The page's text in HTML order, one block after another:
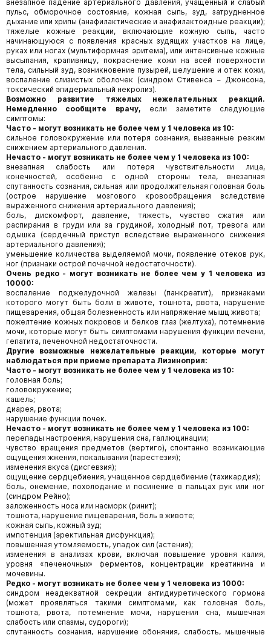
внезапное падение артериального давления, учащенный и слабый
пульс, обморочное состояние, кожная сыпь, зуд, затрудненное
дыхание или хрипы (анафилактические и анафилактоидные реакции);
тяжелые кожные реакции, включающие кожную сыпь, часто
начинающуюся с появления красных зудящих участков на лице,
руках или ногах (мультиформная эритема), или интенсивные кожные
высыпания, крапивницу, покраснение кожи на всей поверхности
тела, сильный зуд, возникновение пузырей, шелушение и отек кожи,
воспаление слизистых оболочек (синдром Стивенса − Джонсона,
токсический эпидермальный некролиз).
Возможно развитие тяжелых нежелательных реакций.
Немедленно сообщите врачу, если заметите следующие
симптомы:
Часто - могут возникать не более чем у 1 человека из 10:
сильное головокружение или потеря сознания, вызванные резким
снижением артериального давления.
Нечасто - могут возникать не более чем у 1 человека из 100:
внезапная слабость или потеря чувствительности лица,
конечностей, особенно с одной стороны тела, внезапная
спутанность сознания, сильная или продолжительная головная боль
(острое нарушение мозгового кровообращения вследствие
выраженного снижения артериального давления);
боль, дискомфорт, давление, тяжесть, чувство сжатия или
распирания в груди или за грудиной, холодный пот, тревога или
одышка (сердечный приступ вследствие выраженного снижения
артериального давления);
уменьшение количества выделяемой мочи, появление отеков рук,
ног (признаки острой почечной недостаточности).
Очень редко - могут возникать не более чем у 1 человека из
10000:
воспаление поджелудочной железы (панкреатит), признаками
которого могут быть боли в животе, тошнота, рвота, нарушение
пищеварения, общая болезненность или напряжение мышц живота;
пожелтение кожных покровов и белков глаз (желтуха), потемнение
мочи, которые могут быть симптомами нарушения функции печени,
гепатита, печеночной недостаточности.
Другие возможные нежелательные реакции, которые могут
наблюдаться при приеме препарата Лизиноприл:
Часто - могут возникать не более чем у 1 человека из 10:
головная боль;
головокружение;
кашель;
диарея, рвота;
нарушение функции почек.
Нечасто - могут возникать не более чем у 1 человека из 100:
перепады настроения, нарушения сна, галлюцинации;
чувство вращения предметов (вертиго), спонтанно возникающие
ощущения жжения, покалывания (парестезия);
изменения вкуса (дисгевзия);
ощущение сердцебиения, учащенное сердцебиение (тахикардия);
боль, онемение, похолодание и посинение в пальцах рук или ног
(синдром Рейно);
заложенность носа или насморк (ринит);
тошнота, нарушение пищеварения, боль в животе;
кожная сыпь, кожный зуд;
импотенция (эректильная дисфункция);
повышенная утомляемость, упадок сил (астения);
изменения в анализах крови, включая повышение уровня калия,
уровня «печеночных» ферментов, концентрации креатинина и
мочевины.
Редко - могут возникать не более чем у 1 человека из 1000:
синдром неадекватной секреции антидиуретического гормона
(может проявляться такими симптомами, как головная боль,
тошнота, рвота, потемнение мочи, нарушения сна, мышечная
слабость или спазмы, судороги);
спутанность сознания, нарушение обоняния, слабость, мышечные